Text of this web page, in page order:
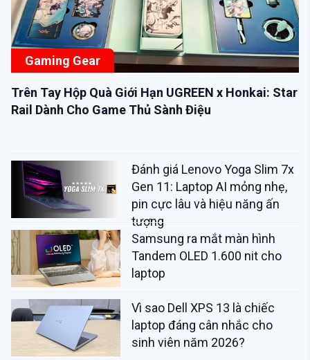
Gaming Gear
Trên Tay Hộp Quà Giới Hạn UGREEN x Honkai: Star
Rail Dành Cho Game Thủ Sành Điệu
Đánh giá Lenovo Yoga Slim 7x
Gen 11: Laptop AI mỏng nhẹ,
pin cực lâu và hiệu năng ấn
tượng
Samsung ra mắt màn hình
Tandem OLED 1.600 nit cho
laptop
Vì sao Dell XPS 13 là chiếc
laptop đáng cân nhắc cho
sinh viên năm 2026?